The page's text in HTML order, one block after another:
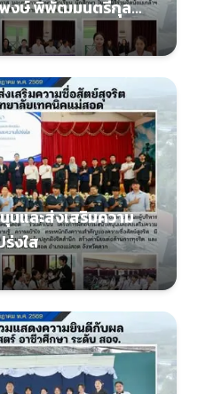
พงษ์ พิพัฒมนตรีกุล
ณะ
และส่งเสริมความ
งใส